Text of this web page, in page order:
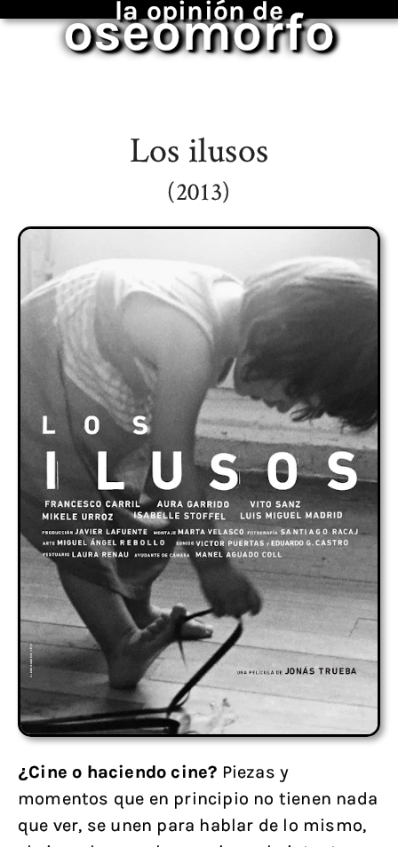
la opinión de
oseomorfo
Los ilusos
(2013)
¿Cine o haciendo cine? Piezas y
momentos que en principio no tienen nada
que ver, se unen para hablar de lo mismo,